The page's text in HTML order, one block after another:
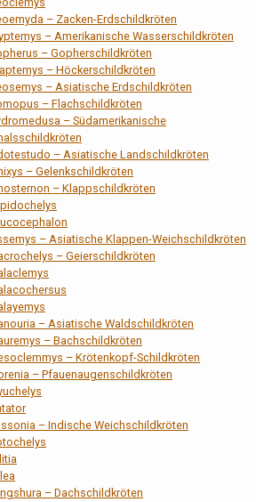
– Zacken-Erdschildkröten
– Amerikanische Wasserschildkröten
– Gopherschildkröten
– Höckerschildkröten
– Asiatische Erdschildkröten
– Flachschildkröten
– Südamerikanische
– Asiatische Landschildkröten
– Gelenkschildkröten
– Klappschildkröten
– Asiatische Klappen-Weichschildkröten
– Geierschildkröten
– Asiatische Waldschildkröten
– Bachschildkröten
– Krötenkopf-Schildkröten
– Pfauenaugenschildkröten
– Indische Weichschildkröten
– Dachschildkröten